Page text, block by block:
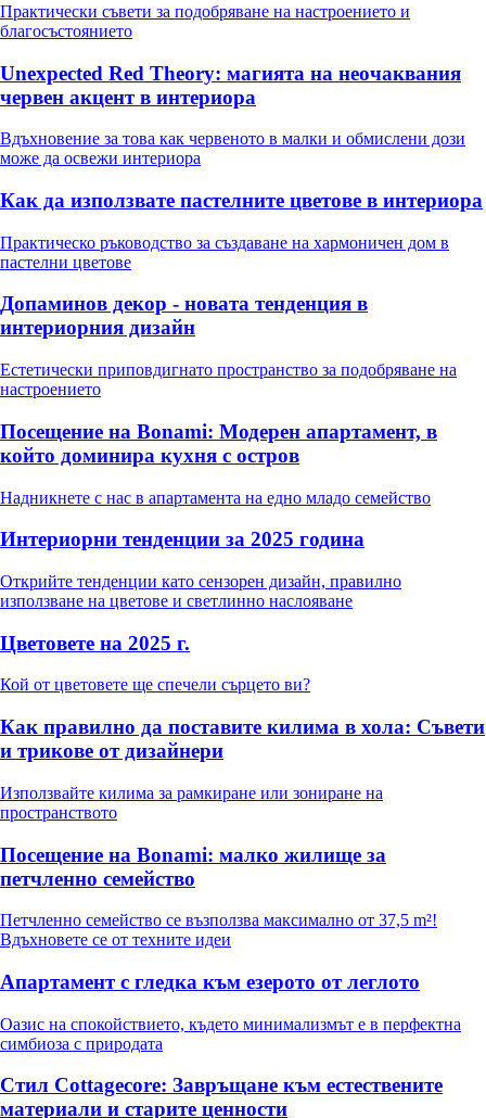
Практически съвети за подобряване на настроението и
благосъстоянието
Unexpected Red Theory: магията на неочаквания
червен акцент в интериора
Вдъхновение за това как червеното в малки и обмислени дози
може да освежи интериора
Как да използвате пастелните цветове в интериора
Практическо ръководство за създаване на хармоничен дом в
пастелни цветове
Допаминов декор - новата тенденция в
интериорния дизайн
Естетически приповдигнато пространство за подобряване на
настроението
Посещение на Bonami: Модерен апартамент, в
който доминира кухня с остров
Надникнете с нас в апартамента на едно младо семейство
Интериорни тенденции за 2025 година
Открийте тенденции като сензорен дизайн, правилно
използване на цветове и светлинно наслояване
Цветовете на 2025 г.
Кой от цветовете ще спечели сърцето ви?
Как правилно да поставите килима в хола: Съвети
и трикове от дизайнери
Използвайте килима за рамкиране или зониране на
пространството
Посещение на Bonami: малко жилище за
петчленно семейство
Петчленно семейство се възползва максимално от 37,5 m²!
Вдъхновете се от техните идеи
Апартамент с гледка към езерото от леглото
Оазис на спокойствието, където минимализмът е в перфектна
симбиоза с природата
Стил Cottagecore: Завръщане към естествените
материали и старите ценности